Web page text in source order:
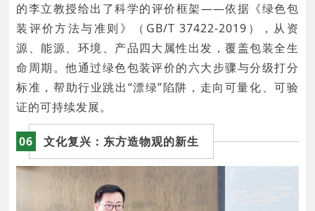
的李立教授给出了科学的评价框架——依据《绿色包
装评价方法与准则》（GB/T 37422-2019），从资
源、能源、环境、产品四大属性出发，覆盖包装全生
命周期。他通过绿色包装评价的六大步骤与分级打分
标准，帮助行业跳出“漂绿”陷阱，走向可量化、可验
证的可持续发展。
06 文化复兴：东方造物观的新生